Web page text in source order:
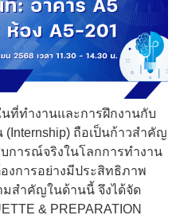
ที่ทำงานและการฝึกงานกับ
(Internship) ถือเป็นก้าวสำคัญ
การณ์จริงในโลกการทำงาน
งการอย่างมีประสิทธิภาพ
มสำคัญในด้านนี้ จึงได้จัด
& PREPARATION